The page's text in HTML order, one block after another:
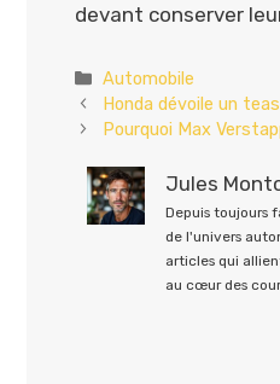
devant conserver
Catégories
Automobile
Honda dévoile un
Pourquoi Max
Jules
Depuis toujours
de l'univers
articles qui
au cœur des